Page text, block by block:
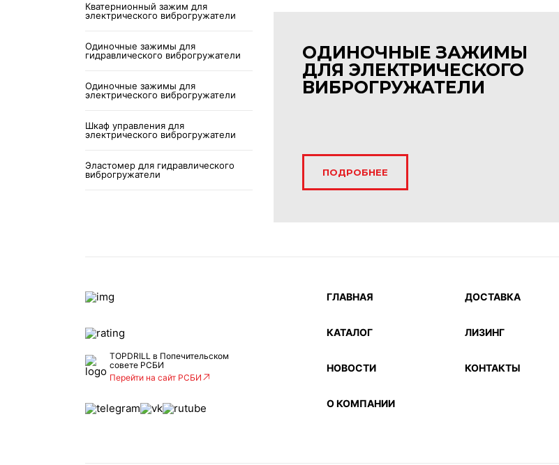
Кватернионный зажим для
электрического виброгружатели
Одиночные зажимы для
гидравлического виброгружатели
Одиночные зажимы для
электрического виброгружатели
Шкаф управления для
электрического виброгружатели
Эластомер для гидравлического
виброгружатели
ОДИНОЧНЫЕ ЗАЖИМЫ
ДЛЯ ЭЛЕКТРИЧЕСКОГО
ВИБРОГРУЖАТЕЛИ
ПОДРОБНЕЕ
TOPDRILL в Попечительском
совете РСБИ
Перейти на сайт РСБИ
ГЛАВНАЯ
КАТАЛОГ
НОВОСТИ
О КОМПАНИИ
ДОСТАВКА
ЛИЗИНГ
КОНТАКТЫ